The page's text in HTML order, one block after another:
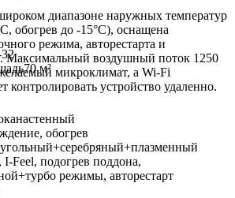
диапазоне наружных температур
обогрев до -15°C), оснащена
режима, авторестарта и
Максимальный воздушный поток 1250
микроклимат, а Wi-Fi
контролировать устройство удаленно.
70м²
настенный
обогрев
Feel, подогрев поддона,
режимы, авторестарт